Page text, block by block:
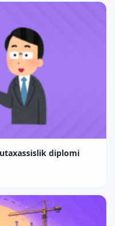
diplomi